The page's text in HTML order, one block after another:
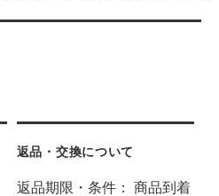
返品・交換について
返品期限・条件： 商品到着